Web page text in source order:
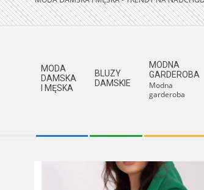
MODA
DAMSKA
I MĘSKA
BLUZY
DAMSKIE
MODNA
GARDEROBA
Modna
garderoba